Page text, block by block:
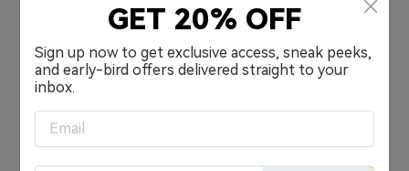
An mich erinnern.
Anmelden
ODER
KONTO ERSTELLEN
GET 20% OFF
Sign up now to get exclusive access, sneak peeks,
and early-bird offers delivered straight to your
inbox.